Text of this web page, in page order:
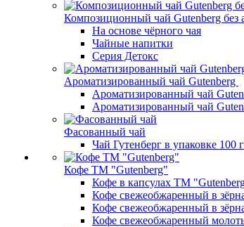
Композиционный чай Gutenberg без
На основе чёрного чая
Чайные напитки
Серия Детокс
Ароматизированный чай Gutenberg
Ароматизированный чай
Ароматизированный чай
Фасованный чай
Чай Гутенберг в упаковке 100 г
Кофе ТМ "Gutenberg"
Кофе в капсулах ТМ
Кофе свежеобжаренный в
Кофе свежеобжаренный в
Кофе свежеобжаренный